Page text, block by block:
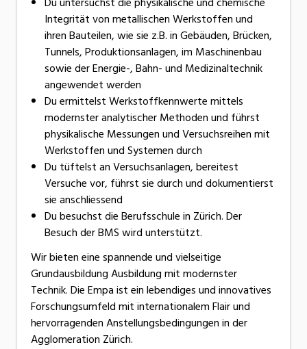
Integrität von metallischen Werkstoffen und
ihren Bauteilen, wie sie z.B. in Gebäuden, Brücken,
Tunnels, Produktionsanlagen, im Maschinenbau
sowie der Energie-, Bahn- und Medizinaltechnik
angewendet werden
Du ermittelst Werkstoffkennwerte mittels
modernster analytischer Methoden und führst
physikalische Messungen und Versuchsreihen mit
Werkstoffen und Systemen durch
Du tüftelst an Versuchsanlagen, bereitest
Versuche vor, führst sie durch und dokumentierst
sie anschliessend
Du besuchst die Berufsschule in Zürich. Der
Besuch der BMS wird unterstützt.
Wir bieten eine spannende und vielseitige
Grundausbildung Ausbildung mit modernster
Technik. Die Empa ist ein lebendiges und innovatives
Forschungsumfeld mit internationalem Flair und
hervorragenden Anstellungsbedingungen in der
Agglomeration Zürich.